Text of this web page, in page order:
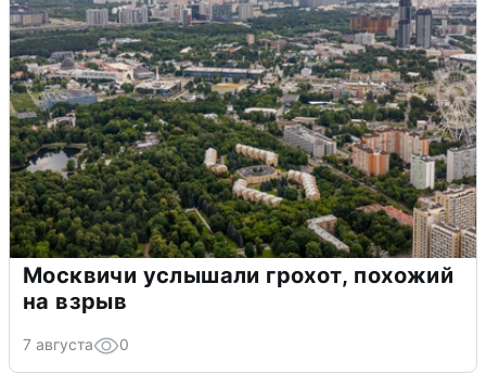
Москвичи услышали грохот, похожий
на взрыв
7 августа 0